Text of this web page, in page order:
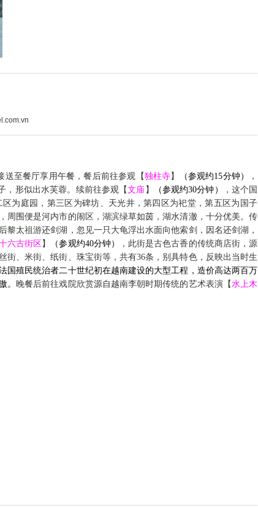
送至餐厅享用午餐，餐后前往参观【独柱寺】 （参观约15分钟）
，
，形似出水芙蓉。 续前往参观【文庙 】 （参观约30分钟）
，这个国
为庭园，第三区为碑坊、天光井，第四区为祀堂，第五区为国子
周围便是河内市的闹区，湖滨绿草如茵，湖水清澈，十分优美。传
太祖游还剑湖，忽见一只大龟浮出水面向他索剑，因名还剑湖，
六古街区】 （参观约40分钟）
，此街是古色古香的传统商店街，源
街、米街、纸街、珠宝街等，共有36条，别具特色，反映出当时生
国殖民统治者二十世纪初在越南建设的大型工程，造价高达两百万
。晚餐后前往戏院欣赏源自越南李朝时期传统的艺术表演【水上木